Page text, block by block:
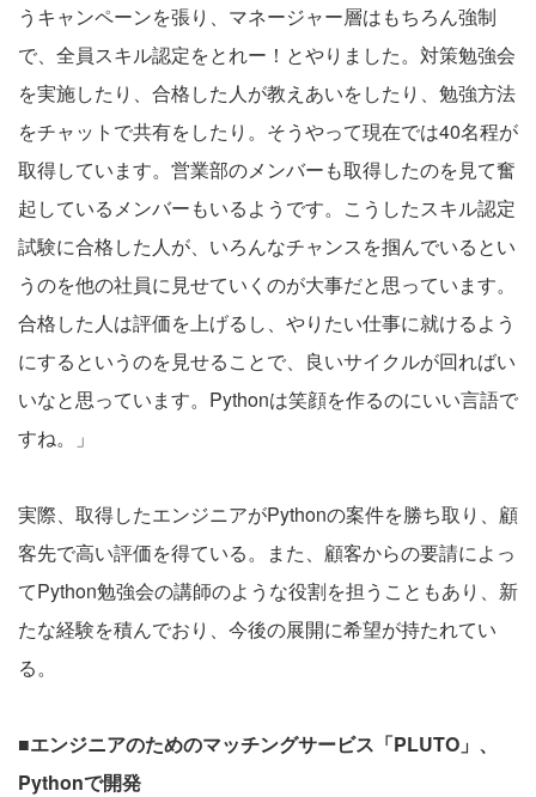
うキャンペーンを張り、マネージャー層はもちろん強制
で、全員スキル認定をとれー！とやりました。対策勉強会
を実施したり、合格した人が教えあいをしたり、勉強方法
をチャットで共有をしたり。そうやって現在では40名程が
取得しています。営業部のメンバーも取得したのを見て奮
起しているメンバーもいるようです。こうしたスキル認定
試験に合格した人が、いろんなチャンスを掴んでいるとい
うのを他の社員に見せていくのが大事だと思っています。
合格した人は評価を上げるし、やりたい仕事に就けるよう
にするというのを見せることで、良いサイクルが回ればい
いなと思っています。Pythonは笑顔を作るのにいい言語で
すね。」
実際、取得したエンジニアがPythonの案件を勝ち取り、顧
客先で高い評価を得ている。また、顧客からの要請によっ
てPython勉強会の講師のような役割を担うこともあり、新
たな経験を積んでおり、今後の展開に希望が持たれてい
る。
■エンジニアのためのマッチングサービス「PLUTO」、
Pythonで開発